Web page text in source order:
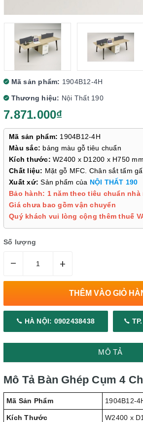
Mã sản phẩm: 1904B12-4H
Thương hiệu: Nội Thất 190
7.871.000₫
Mã sản phẩm: 1904B12-4H
Màu sắc: bảng màu gỗ tiêu chuẩn
Kích thước: W2400 x D1200 x H750 mm
Chất liệu: Mặt gỗ MFC. Chân sắt tấm
Xuất xứ: Sản phẩm của NỘI THẤT 190
Bảo hành: 1 năm theo tiêu chuẩn nhà
Giá chưa bao gồm vận chuyển
Quý khách vui lòng cộng thêm thuế
Số lượng
– +
THÊM VÀO GIỎ
HÀ NỘI: 0902438438
MÔ TẢ
Mô Tả Bàn Ghép Cụm 4
Mã Sản Phẩm 1904B12-
Kích Thước W2400 x